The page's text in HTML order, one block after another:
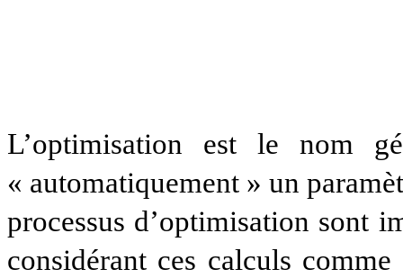
L’optimisation est le nom
« automatiquement » un
processus d’optimisation sont
considérant ces calculs